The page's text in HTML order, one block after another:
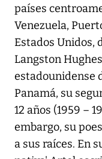
países
Venezuela,
Estados Unidos,
Langston
estadounidense
Panamá, su
12 años (1959 –
embargo, su
a sus raíces. En